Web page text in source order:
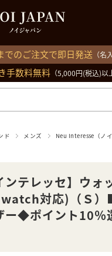
でのご注文で即日発送 （名
手数料無料（5,000円(税込)以
03-5809-1212
会員登録
ド メンズ
Neu Interesse（ノ
ンテレッセ】ウォ
対応)（Ｓ）
ー◆ポイント10